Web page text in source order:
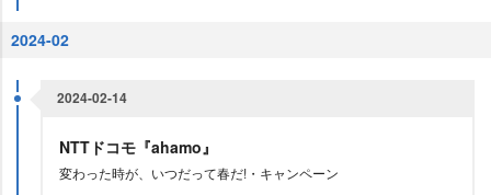
2024-02
2024-02-14
NTTドコモ『ahamo』
変わった時が、いつだって春だ!・キャンペーン